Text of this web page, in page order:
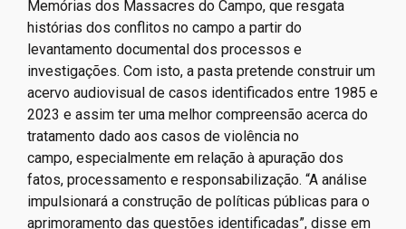
Procurado pela reportagem, o Ministério da Justiça e
Segurança Pública disse que tem em curso a pesquisa
Memórias dos Massacres do Campo, que resgata
histórias dos conflitos no campo a partir do
levantamento documental dos processos e
investigações. Com isto, a pasta pretende construir um
acervo audiovisual de casos identificados entre 1985 e
2023 e assim ter uma melhor compreensão acerca do
tratamento dado aos casos de violência no
campo, especialmente em relação à apuração dos